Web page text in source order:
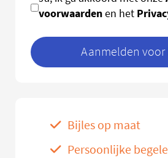
voorwaardenen het
Aanmelden voor
Bijles op maat
Persoonlijke